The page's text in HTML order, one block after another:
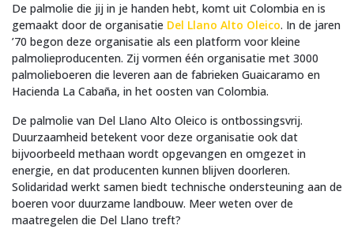
De palmolie die jij in je handen hebt, komt uit Colombia en is
gemaakt door de organisatie Del Llano Alto Oleico. In de jaren
’70 begon deze organisatie als een platform voor kleine
palmolieproducenten. Zij vormen één organisatie met 3000
palmolieboeren die leveren aan de fabrieken Guaicaramo en
Hacienda La Cabaña, in het oosten van Colombia.
De palmolie van Del Llano Alto Oleico is ontbossingsvrij.
Duurzaamheid betekent voor deze organisatie ook dat
bijvoorbeeld methaan wordt opgevangen en omgezet in
energie, en dat producenten kunnen blijven doorleren.
Solidaridad werkt samen biedt technische ondersteuning aan de
boeren voor duurzame landbouw. Meer weten over de
maatregelen die Del Llano treft?